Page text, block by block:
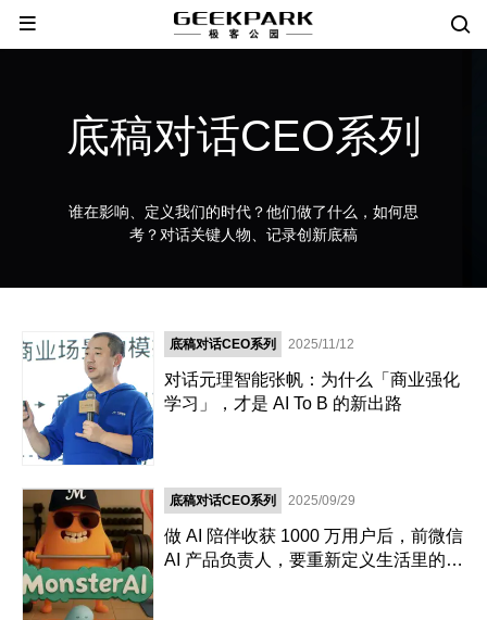
底稿对话CEO系列
谁在影响、定义我们的时代？他们做了什么，如何思
考？对话关键人物、记录创新底稿
底稿对话CEO系列 2025/11/12
对话元理智能张帆：为什么「商业强化
学习」，才是 AI To B 的新出路
底稿对话CEO系列 2025/09/29
做 AI 陪伴收获 1000 万用户后，前微信
AI 产品负责人，要重新定义生活里的